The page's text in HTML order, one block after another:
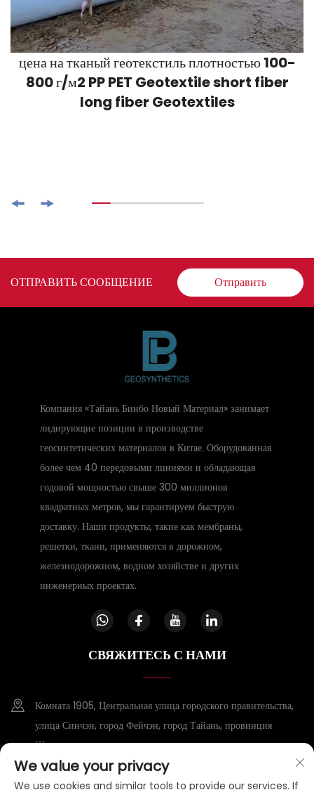
цена на тканый геотекстиль плотностью 100-
800 г/м2 PP PET Geotextile short fiber
long fiber Geotextiles
ОТПРАВИТЬ СООБЩЕНИЕ Отправить
Компания «Тайань Бинбо Новый Материал» занимает
лидирующие позиции в производстве
геосинтетических материалов в Китае. Оборудованная
более чем 40 передовыми линиями и обладающая
годовой мощностью свыше 300 миллионов
квадратных метров, мы гарантируем быструю
доставку. Наши продукты, такие как мембраны,
решетки, ткани, применяются в дорожном,
железнодорожном, водном хозяйстве и других
инженерных проектах.
СВЯЖИТЕСЬ С НАМИ
Комната 1905, Центральная улица городского правительства,
улица Синчэн, город Фейчэн, город Тайань, провинция
Шаньдун
+86-15953807388
We value your privacy
We use cookies and similar tools to provide our services. If